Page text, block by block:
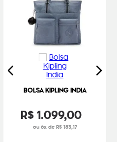
BOLSA KIPLING INDIA
R$1.099,00
ou 6x de R$ 183,17